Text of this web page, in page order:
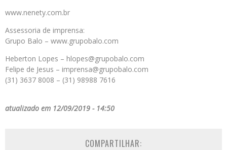
www.nenety.com.br
Assessoria de imprensa:
Grupo Balo – www.grupobalo.com
Heberton Lopes – hlopes@grupobalo.com
Felipe de Jesus – imprensa@grupobalo.com
(31) 3637 8008 – (31) 98988 7616
atualizado em 12/09/2019 - 14:50
COMPARTILHAR: